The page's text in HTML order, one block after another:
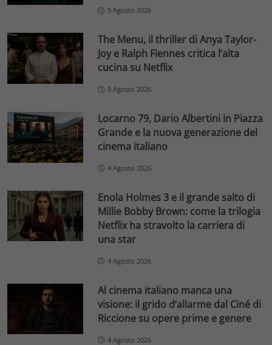
5 Agosto 2026
The Menu, il thriller di Anya Taylor-
Joy e Ralph Fiennes critica l’alta
cucina su Netflix
5 Agosto 2026
Locarno 79, Dario Albertini in Piazza
Grande e la nuova generazione del
cinema italiano
4 Agosto 2026
Enola Holmes 3 e il grande salto di
Millie Bobby Brown: come la trilogia
Netflix ha stravolto la carriera di
una star
4 Agosto 2026
Al cinema italiano manca una
visione: il grido d’allarme dal Ciné di
Riccione su opere prime e genere
4 Agosto 2026